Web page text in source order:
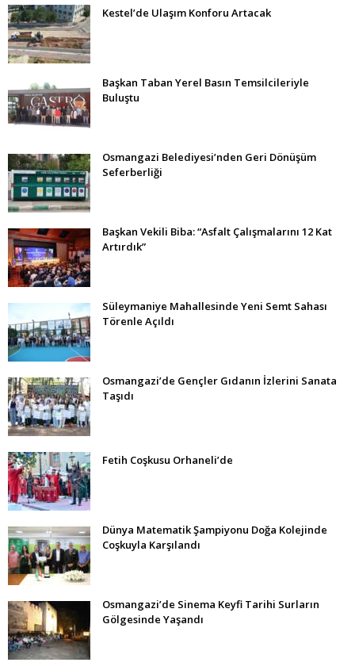
Kestel’de Ulaşım Konforu Artacak
Başkan Taban Yerel Basın Temsilcileriyle
Buluştu
Osmangazi Belediyesi’nden Geri Dönüşüm
Seferberliği
Başkan Vekili Biba: “Asfalt Çalışmalarını 12 Kat
Artırdık”
Süleymaniye Mahallesinde Yeni Semt Sahası
Törenle Açıldı
Osmangazi’de Gençler Gıdanın İzlerini Sanata
Taşıdı
Fetih Coşkusu Orhaneli’de
Dünya Matematik Şampiyonu Doğa Kolejinde
Coşkuyla Karşılandı
Osmangazi’de Sinema Keyfi Tarihi Surların
Gölgesinde Yaşandı